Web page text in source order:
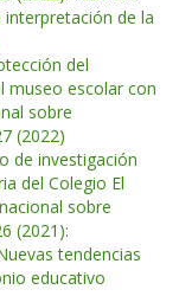
de la
del
museo escolar con
sobre
(2022)
de investigación
del Colegio El
sobre
(2021):
tendencias
educativo